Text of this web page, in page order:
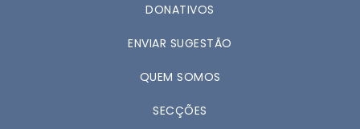
DONATIVOS
ENVIAR SUGESTÃO
QUEM SOMOS
SECÇÕES